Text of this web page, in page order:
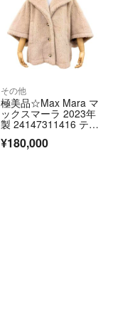
その他
極美品☆Max Mara マ
ックスマーラ 2023年
製 24147311416 テデ
ク混 ケープ ポンチ
¥180,000